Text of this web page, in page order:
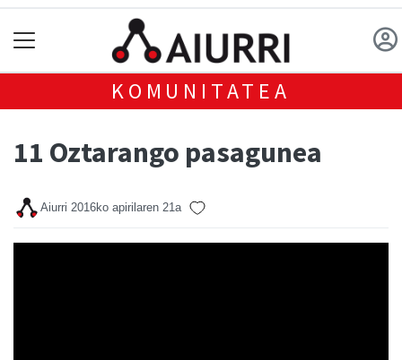
KOMUNITATEA
11 Oztarango pasagunea
Aiurri 2016ko apirilaren 21a